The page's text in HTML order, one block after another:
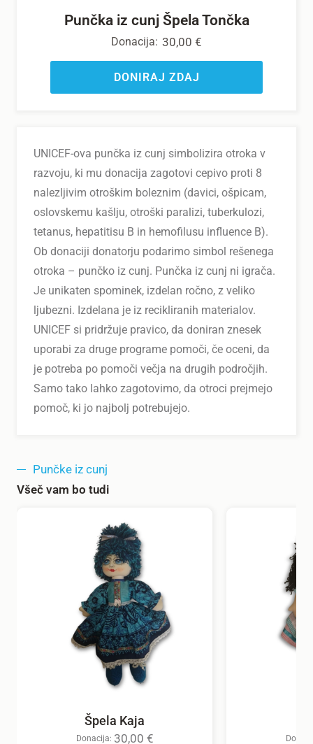
Punčka iz cunj Špela Tončka
Donacija: 30,00 €
DONIRAJ ZDAJ
UNICEF-ova punčka iz cunj simbolizira otroka v
razvoju, ki mu donacija zagotovi cepivo proti 8
nalezljivim otroškim boleznim (davici, ošpicam,
oslovskemu kašlju, otroški paralizi, tuberkulozi,
tetanus, hepatitisu B in hemofilusu influence B).
Ob donaciji donatorju podarimo simbol rešenega
otroka – punčko iz cunj. Punčka iz cunj ni igrača.
Je unikaten spominek, izdelan ročno, z veliko
ljubezni. Izdelana je iz recikliranih materialov.
UNICEF si pridržuje pravico, da doniran znesek
uporabi za druge programe pomoči, če oceni, da
je potreba po pomoči večja na drugih področjih.
Samo tako lahko zagotovimo, da otroci prejmejo
pomoč, ki jo najbolj potrebujejo.
Punčke iz cunj
Všeč vam bo tudi
Špela Kaja
Donacija: 30,00 €